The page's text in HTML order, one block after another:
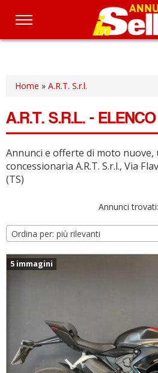
Salta
principale
Home » A.R.T. S.r.l.
A.R.T. S.R.L. -
Annunci e offerte di moto nuove,
concessionaria A.R.T. S.r.l., Via
(TS)
Annunci trovati:
Ordina per: più rilevanti
5 immagini